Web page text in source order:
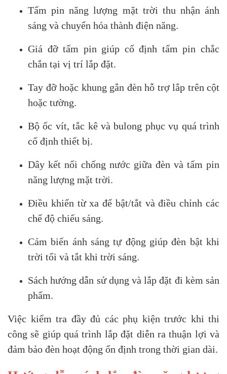
Tấm pin năng lượng mặt trời thu nhận ánh
sáng và chuyển hóa thành điện năng.
Giá đỡ tấm pin giúp cố định tấm pin chắc
chắn tại vị trí lắp đặt.
Tay đỡ hoặc khung gắn đèn hỗ trợ lắp trên cột
hoặc tường.
Bộ ốc vít, tắc kê và bulong phục vụ quá trình
cố định thiết bị.
Dây kết nối chống nước giữa đèn và tấm pin
năng lượng mặt trời.
Điều khiển từ xa để bật/tắt và điều chỉnh các
chế độ chiếu sáng.
Cảm biến ánh sáng tự động giúp đèn bật khi
trời tối và tắt khi trời sáng.
Sách hướng dẫn sử dụng và lắp đặt đi kèm sản
phẩm.
Việc kiểm tra đầy đủ các phụ kiện trước khi thi
công sẽ giúp quá trình lắp đặt diễn ra thuận lợi và
đảm bảo đèn hoạt động ổn định trong thời gian dài.